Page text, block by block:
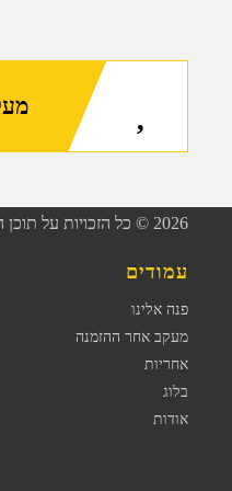
2026 © כל הזכויות על
עמודים
פנה אלינו
מעקב אחר ההזמנה
אחריות
בלוג
אודות